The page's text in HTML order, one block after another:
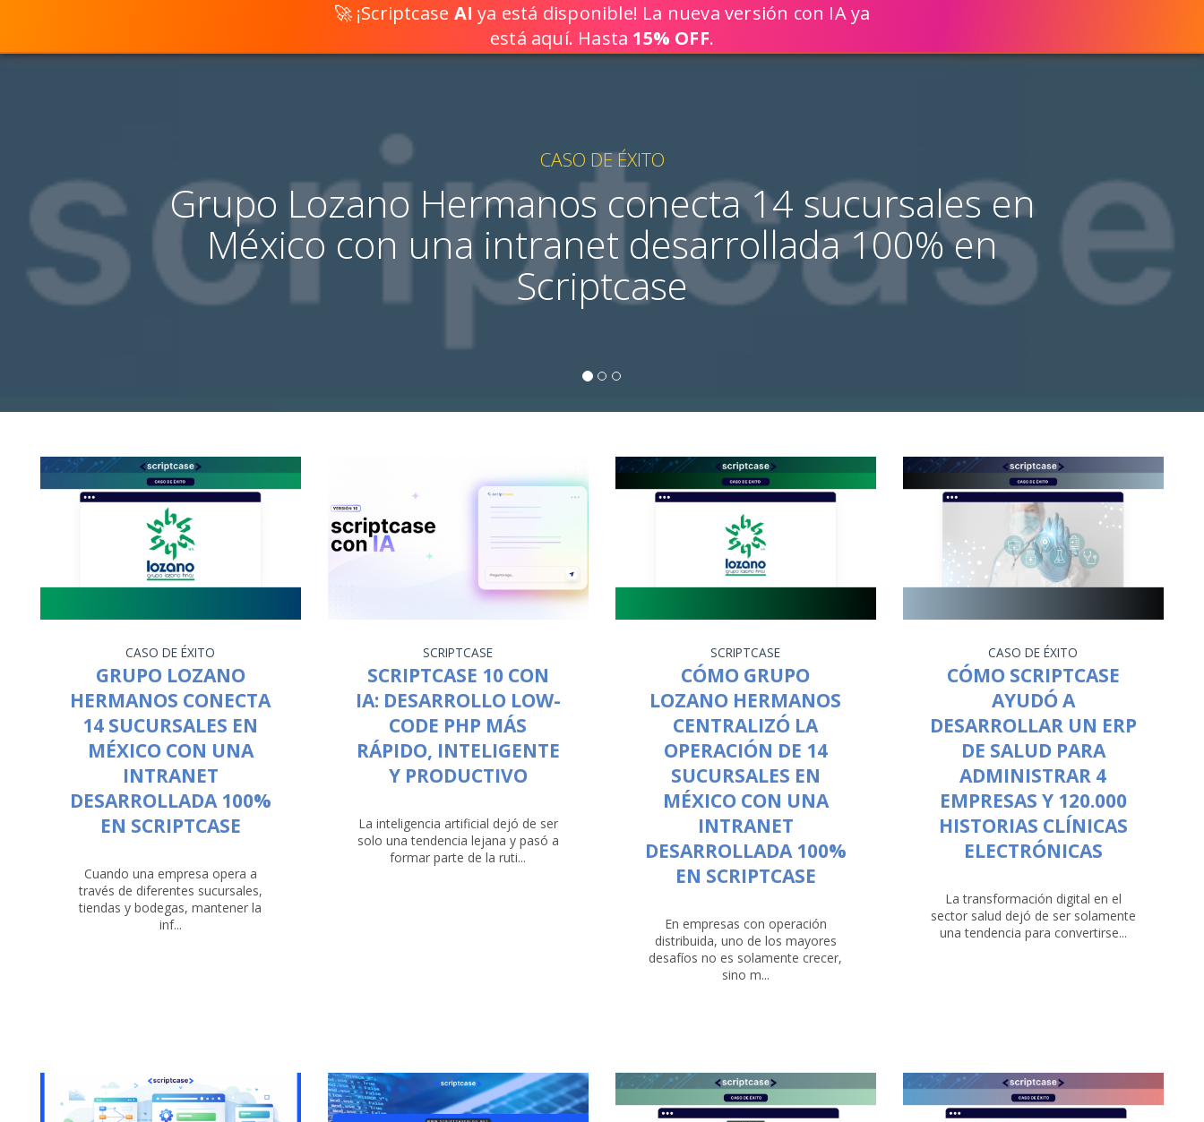
¡CREE SOLUCIONES WEB UN 80% MÁS RÁPIDO!
CASO DE ÉXITO
Grupo Lozano Hermanos conecta 14 sucursales en
México con una intranet desarrollada 100% en
Scriptcase
CASO DE ÉXITO
GRUPO LOZANO
HERMANOS CONECTA
14 SUCURSALES EN
MÉXICO CON UNA
INTRANET
DESARROLLADA 100%
EN SCRIPTCASE
Cuando una empresa opera a
través de diferentes sucursales,
tiendas y bodegas, mantener la
inf...
SCRIPTCASE
SCRIPTCASE 10 CON
IA: DESARROLLO LOW-
CODE PHP MÁS
RÁPIDO, INTELIGENTE
Y PRODUCTIVO
La inteligencia artificial dejó de ser
solo una tendencia lejana y pasó a
formar parte de la ruti...
SCRIPTCASE
CÓMO GRUPO
LOZANO HERMANOS
CENTRALIZÓ LA
OPERACIÓN DE 14
SUCURSALES EN
MÉXICO CON UNA
INTRANET
DESARROLLADA 100%
EN SCRIPTCASE
En empresas con operación
distribuida, uno de los mayores
desafíos no es solamente crecer,
sino m...
CASO DE ÉXITO
CÓMO SCRIPTCASE
AYUDÓ A
DESARROLLAR UN ERP
DE SALUD PARA
ADMINISTRAR 4
EMPRESAS Y 120.000
HISTORIAS CLÍNICAS
ELECTRÓNICAS
La transformación digital en el
sector salud dejó de ser solamente
una tendencia para convertirse...
🚀 ¡Scriptcase AI ya está disponible! La nueva versión con IA ya
está aquí. Hasta 15% OFF.